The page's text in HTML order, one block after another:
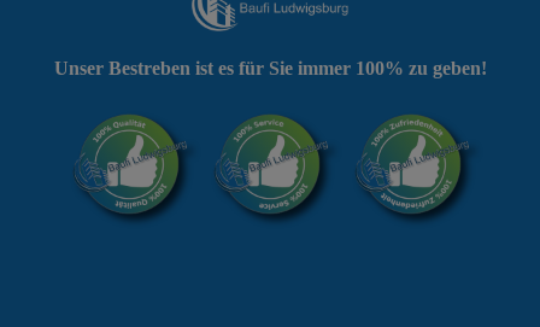
Unser Bestreben ist es für Sie immer 100% zu geben!